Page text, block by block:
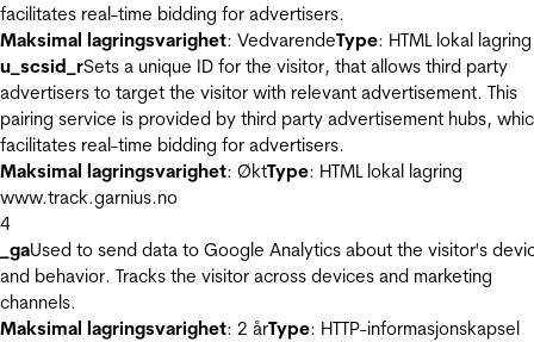
facilitates real-time bidding for advertisers.
Maksimal lagringsvarighet: VedvarendeType: HTML lokal lagring
u_scsid_rSets a unique ID for the visitor, that allows third party
advertisers to target the visitor with relevant advertisement. This
pairing service is provided by third party advertisement hubs,
facilitates real-time bidding for advertisers.
Maksimal lagringsvarighet: ØktType: HTML lokal lagring
www.track.garnius.no
4
_gaUsed to send data to Google Analytics about the visitor's
and behavior. Tracks the visitor across devices and marketing
channels.
Maksimal lagringsvarighet: 2 årType: HTTP-informasjonskapsel